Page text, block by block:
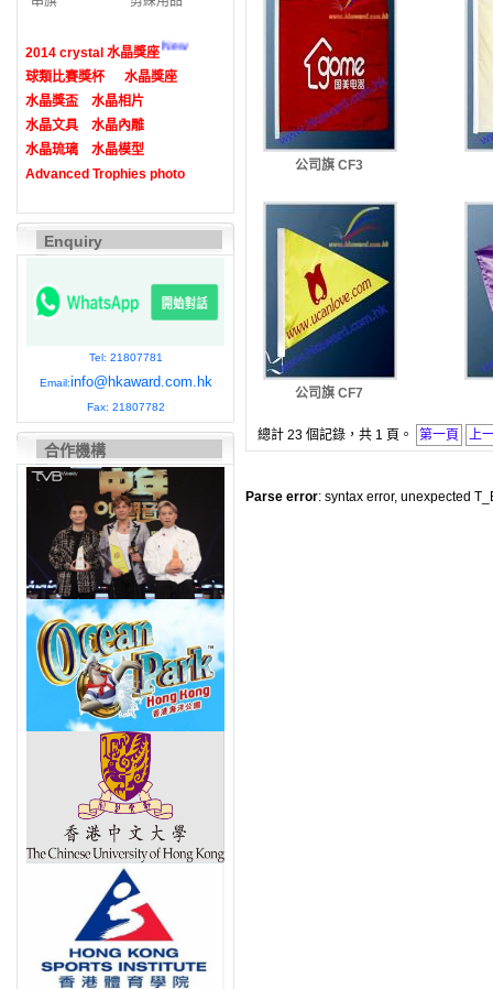
2014 crystal 水晶獎座 New
球類比賽獎杯
水晶獎座
水晶獎盃
水晶相片
水晶文具
水晶內雕
水晶琉璃
水晶模型
Advanced Trophies photo
Enquiry
Tel: 21807781
Email:info@hkaward.com.hk
Fax: 21807782
合作機構
公司旗 CF3
公司旗 CF7
總計 23 個記錄，共 1 頁。 第一頁 上
Parse error: syntax error, unexpected